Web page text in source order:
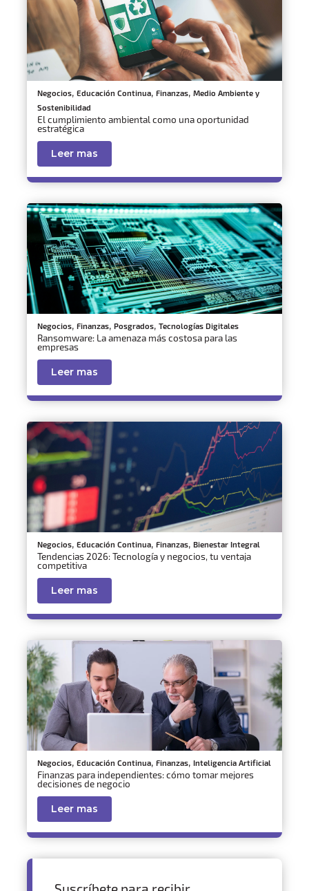
Negocios, Educación Continua, Finanzas, Medio Ambiente y
Sostenibilidad
El cumplimiento ambiental como una oportunidad
estratégica
Leer mas
Negocios, Finanzas, Posgrados, Tecnologías Digitales
Ransomware: La amenaza más costosa para las
empresas
Leer mas
Negocios, Educación Continua, Finanzas, Bienestar Integral
Tendencias 2026: Tecnología y negocios, tu ventaja
competitiva
Leer mas
Negocios, Educación Continua, Finanzas, Inteligencia Artificial
Finanzas para independientes: cómo tomar mejores
decisiones de negocio
Leer mas